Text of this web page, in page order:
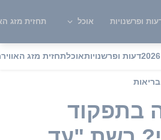
ופרשנויות אוכל תחזית מזג
דעות ופרשנויותאוכלתחזית מזג האוויר
בריאות
בתפקוד